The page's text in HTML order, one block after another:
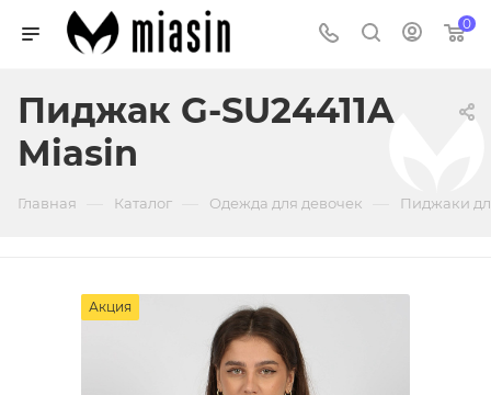
0
Пиджак G-SU24411A
Miasin
Главная Каталог Одежда для девочек Пиджаки
Акция